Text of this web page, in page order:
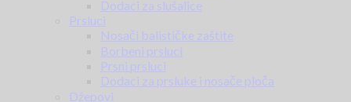
Dodaci za slušalice
Prsluci
Nosači balističke zaštite
Borbeni prsluci
Prsni prsluci
Dodaci za prsluke i nosače ploča
Džepovi